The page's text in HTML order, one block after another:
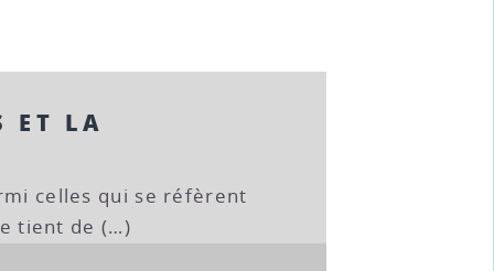
ET LA
celles qui se réfèrent
tient de (…)